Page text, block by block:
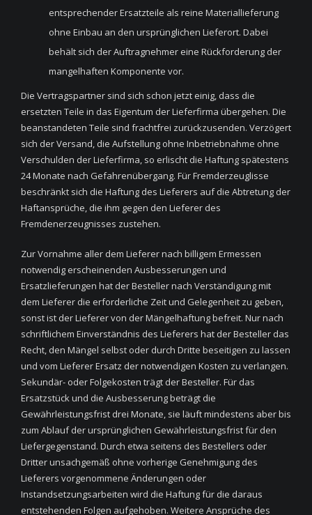
entsprechender Ersatzteile als reine Materiallieferung
ohne Einbau an den ursprünglichen Lieferort. Dabei
behält sich der Auftragnehmer eine Rückforderung der
mangelhaften Komponente vor.
Die Vertragspartner sind sich schon jetzt einig, dass die
ersetzten Teile in das Eigentum der Lieferfirma übergehen. Die
beanstandeten Teile sind frachtfrei zurückzusenden. Verzögert
sich der Versand, die Aufstellung ohne Inbetriebnahme ohne
Verschulden der Lieferfirma, so erlischt die Haftung spätestens
24 Monate nach Gefahrenübergang. Für Fremderzeuglisse
beschränkt sich die Haftung des Lieferers auf die Abtretung der
Haftansprüche, die ihm gegen den Lieferer des
Fremdenerzeugnisses zustehen.
Zur Vornahme aller dem Lieferer nach billigem Ermessen
notwendig erscheinenden Ausbesserungen und
Ersatzlieferungen hat der Besteller nach Verständigung mit
dem Lieferer die erforderliche Zeit und Gelegenheit zu geben,
sonst ist der Lieferer von der Mängelhaftung befreit. Nur nach
schriftlichem Einverständnis des Lieferers hat der Besteller das
Recht, den Mängel selbst oder durch Dritte beseitigen zu lassen
und vom Lieferer Ersatz der notwendigen Kosten zu verlangen.
Sekundär- oder Folgekosten trägt der Besteller. Für das
Ersatzstück und die Ausbesserung beträgt die
Gewährleistungsfrist drei Monate, sie läuft mindestens aber bis
zum Ablauf der ursprünglichen Gewährleistungsfrist für den
Liefergegenstand. Durch etwa seitens des Bestellers oder
Dritter unsachgemäß ohne vorherige Genehmigung des
Lieferers vorgenommene Änderungen oder
Instandsetzungsarbeiten wird die Haftung für die daraus
entstehenden Folgen aufgehoben. Weitere Ansprüche des